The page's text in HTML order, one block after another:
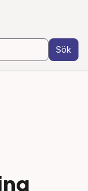
Sök